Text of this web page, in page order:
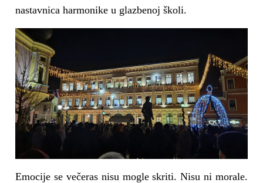
nastavnica harmonike u glazbenoj školi.
Emocije se večeras nisu mogle skriti. Nisu ni morale.